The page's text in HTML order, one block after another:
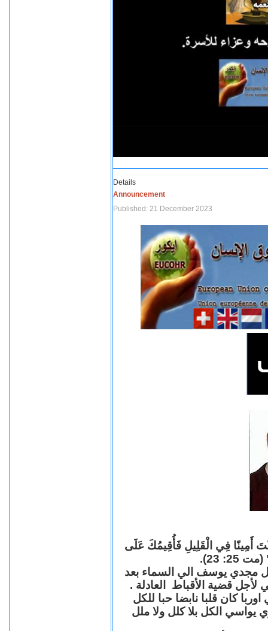
Details
Announcement
Published: 21 December 2023
أَمِينًا فِي الْقَلِيلِ فَأُقِيمُكَ عَلَى
23).
مجدي يوسف الي السماء بعد
قضية الأقباط العادلة .
كان قلبا نابضا حبا للكل
يواسي الكل بلا كلل ولا ملل